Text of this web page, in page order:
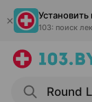
103: поиск